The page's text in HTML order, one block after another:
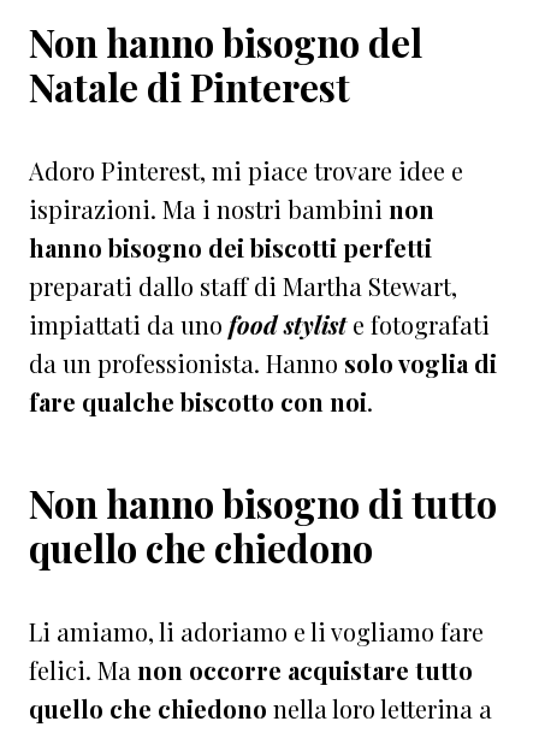
Non hanno bisogno del
Natale di Pinterest
Adoro Pinterest, mi piace trovare idee e
ispirazioni. Ma i nostri bambini non
hanno bisogno dei biscotti perfetti
preparati dallo staff di Martha Stewart,
impiattati da uno food styliste fotografati
da un professionista. Hanno solo voglia di
fare qualche biscotto con noi.
Non hanno bisogno di tutto
quello che chiedono
Li amiamo, li adoriamo e li vogliamo fare
felici. Ma non occorre acquistare tutto
quello che chiedono nella loro letterina a